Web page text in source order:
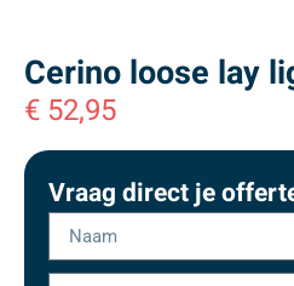
Cerino loose lay
€ 52,95
Vraag direct je